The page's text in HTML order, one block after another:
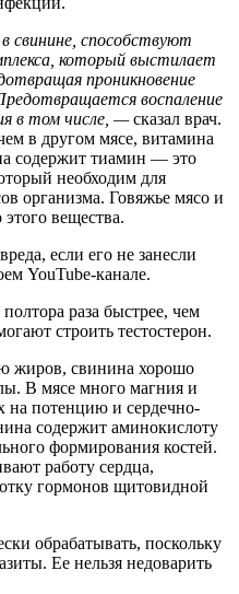
свинине, способствуют
который выстилает
проникновение
воспаление
в том числе, —сказал врач.
в другом мясе, витамина
содержит тиамин — это
необходим для
организма. Говяжье мясо и
вещества.
если его не занесли
YouTube-канале.
раза быстрее, чем
строить тестостерон.
жиров, свинина хорошо
В мясе много магния и
потенцию и сердечно-
содержит аминокислоту
формирования костей.
работу сердца,
гормонов щитовидной
обрабатывать, поскольку
Ее нельзя недоварить